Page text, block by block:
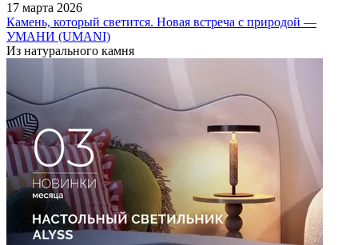
17 марта 2026
Камень, который светится. Новая встреча с природой —
УМАНИ (UMANI)
Из натурального камня